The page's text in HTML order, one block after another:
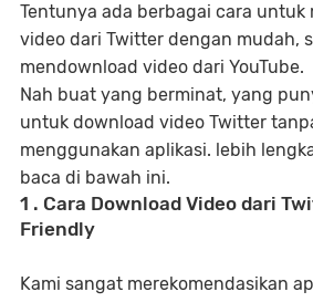
Tentunya ada berbagai cara untuk
video dari Twitter dengan mudah,
mendownload video dari YouTube.
Nah buat yang berminat, yang
untuk download video Twitter
menggunakan aplikasi. lebih
baca di bawah ini.
1 . Cara Download Video dari
Friendly
Kami sangat merekomendasikan